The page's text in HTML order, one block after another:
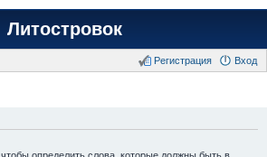
Литостровок
Вход
Регистрация
, чтобы определить слова, которые должны быть в